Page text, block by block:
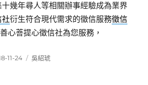
十幾年尋人等相關辦事經驗成為業界
社衍生符合現代需求的徵信服務徵信
心菩提心徵信社為您服務，
11-24
分
吳紹琥